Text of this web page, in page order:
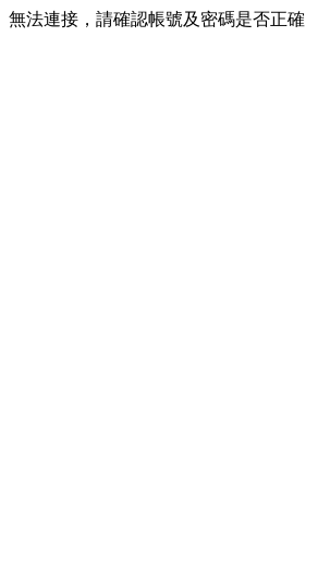
無法連接，請確認帳號及密碼是否正確